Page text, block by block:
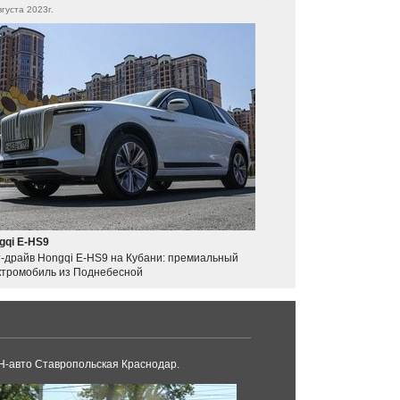
2023г.
E-HS9
драйв Hongqi E-HS9 на Кубани: премиальный
из Поднебесной
авто Ставропольская Краснодар.